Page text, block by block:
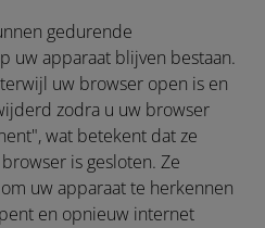
gedurende
uw apparaat blijven bestaan.
uw browser open is en
zodra u uw browser
wat betekent dat ze
is gesloten. Ze
uw apparaat te herkennen
en opnieuw internet